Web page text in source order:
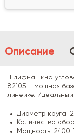
Описание
Шлифмашина
82105 – мощная
линейке.
Диаметр круга:
Количество
Мощность: 2400